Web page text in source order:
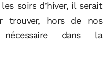
soirs d’hiver, il serait
trouver, hors de nos
nécessaire dans la